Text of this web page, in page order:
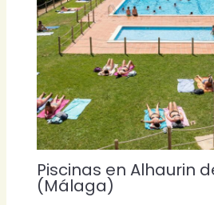
Piscinas en Alhaurin
(Málaga)